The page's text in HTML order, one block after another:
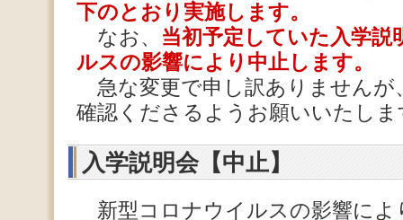
下のとおり実施します。
なお、 当初予定していた入学
ルスの影響により中止します。
急な変更で申し訳ありませんが
確認くださるようお願いいたしま
入学説明会【中止】
新型コロナウイルスの影響によ